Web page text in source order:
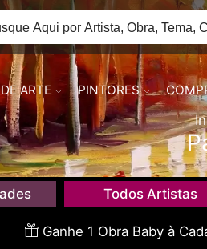
ARTE PINTORES
Todos Artistas
Ganhe 1 Obra Baby à